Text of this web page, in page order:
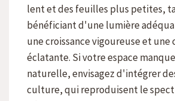
lent et des feuilles plus petites,
bénéficiant d'une lumière
une croissance vigoureuse et une
éclatante. Si votre espace
naturelle, envisagez d'intégrer
culture, qui reproduisent le